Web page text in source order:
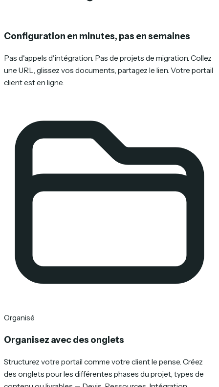
Configuration en minutes, pas en semaines
Pas d'appels d'intégration. Pas de projets de migration. Collez
une URL, glissez vos documents, partagez le lien. Votre portail
client est en ligne.
Organisé
Organisez avec des onglets
Structurez votre portail comme votre client le pense. Créez
des onglets pour les différentes phases du projet, types de